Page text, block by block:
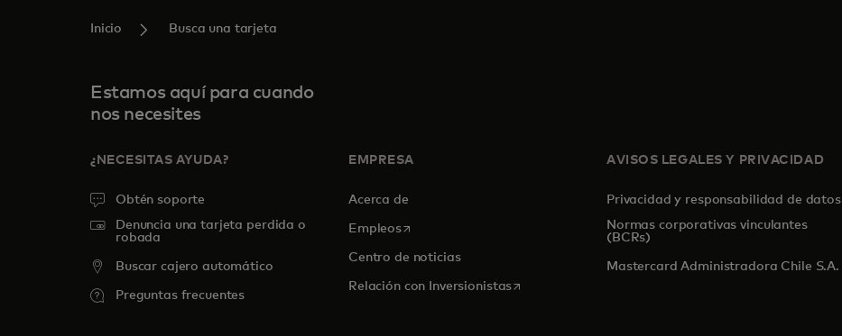
Inicio Busca una tarjeta
Estamos aquí para cuando
nos necesites
¿NECESITAS AYUDA?
Obtén soporte
Denuncia una tarjeta perdida o
robada
Buscar cajero automático
Preguntas frecuentes
EMPRESA
Acerca de
Empleosse abre en una pestaña nueva
Centro de noticias
Relación con Inversionistasse abre en una pestaña nueva
AVISOS LEGALES Y PRIVACIDAD
Privacidad y responsabilidad de datos
Normas corporativas vinculantes
(BCRs)
Mastercard Administradora Chile S.A.